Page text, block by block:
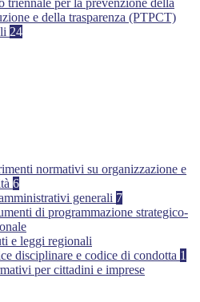
triennale per la prevenzione della
e della trasparenza (PTPCT)
24
normativi su organizzazione e
6
generali 7
di programmazione strategico-
e leggi regionali
disciplinare e codice di condotta 1
per cittadini e imprese